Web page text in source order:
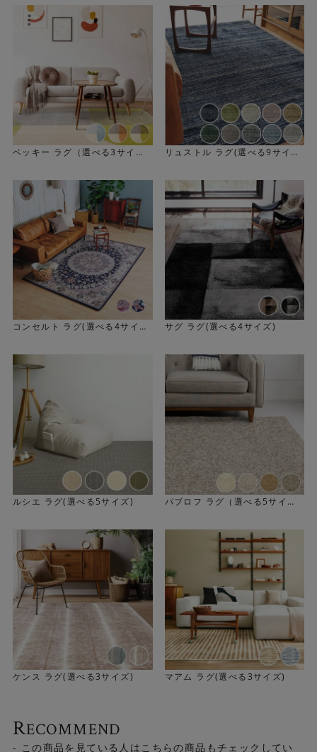
ふっくら贅沢な踏み心地
約20mmの毛足と、高密度パイルによるボリューム感が魅
と厚みがあり、底付き感を感じにくい快適な使い心地で
へたりにくく、お手入れも簡単
ベッキー ラグ（選べる3サイ
リュストル ラグ(選べる9サイ
コンセルト ラグ(選べる4サイ
サグ ラグ(選べる4サイズ)
ルシエ ラグ(選べる5サイズ)
パブロフ ラグ（選べる5サイ
ケンス ラグ(選べる3サイズ) マアム ラグ(選べる3サイズ)
RECOMMEND
- この商品を見ている人はこちらの商品もチェックしてい